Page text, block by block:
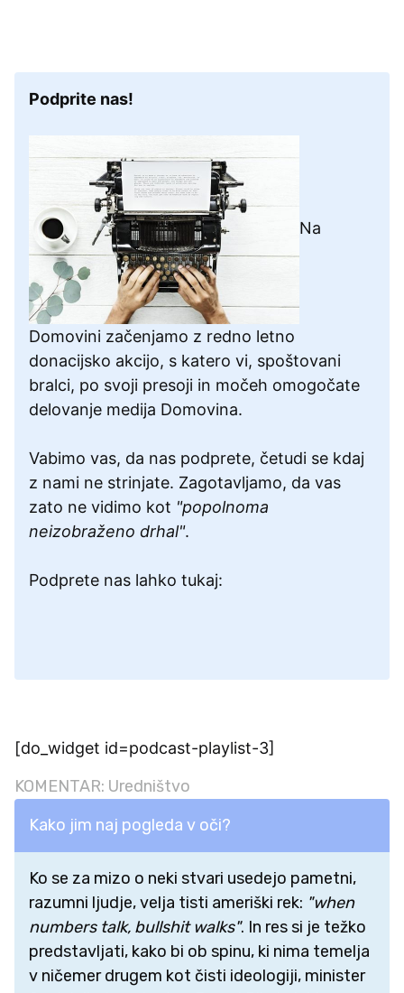
Podprite nas!
Na
Domovini začenjamo z redno letno
donacijsko akcijo, s katero vi, spoštovani
bralci, po svoji presoji in močeh omogočate
delovanje medija Domovina.
Vabimo vas, da nas podprete, četudi se kdaj
z nami ne strinjate. Zagotavljamo, da vas
zato ne vidimo kot "popolnoma
neizobraženo drhal".
Podprete nas lahko tukaj:
[do_widget id=podcast-playlist-3]
KOMENTAR: Uredništvo
Kako jim naj pogleda v oči?
Ko se za mizo o neki stvari usedejo pametni,
razumni ljudje, velja tisti ameriški rek: "when
numbers talk, bullshit walks". In res si je težko
predstavljati, kako bi ob spinu, ki nima temelja
v ničemer drugem kot čisti ideologiji, minister